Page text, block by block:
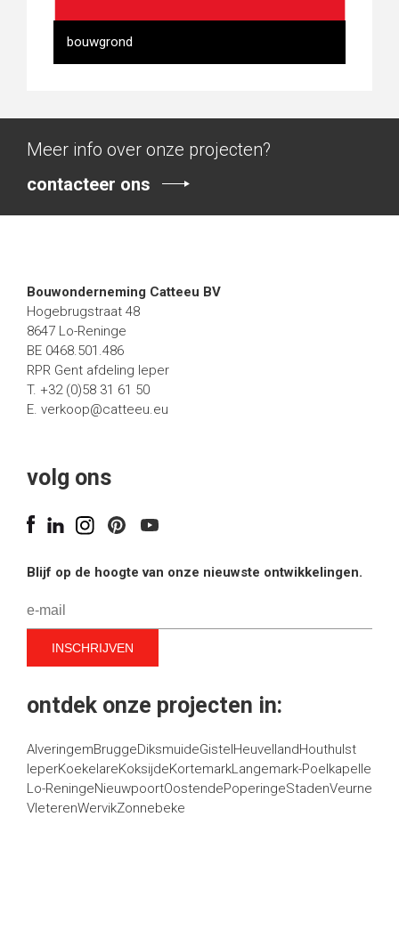
bouwgrond
bouwgrond
Meer info over onze projecten?
contacteer ons
Bouwonderneming Catteeu BV
Hogebrugstraat 48
8647 Lo-Reninge
BE 0468.501.486
RPR Gent afdeling Ieper
T. +32 (0)58 31 61 50
E. verkoop@catteeu.eu
volg ons
Blijf op de hoogte van onze nieuwste ontwikkelingen.
ontdek onze projecten in:
AlveringemBruggeDiksmuideGistelHeuvellandHouthulst
IeperKoekelareKoksijdeKortemarkLangemark-Poelkapelle
Lo-ReningeNieuwpoortOostendePoperingeStadenVeurne
VleterenWervikZonnebeke